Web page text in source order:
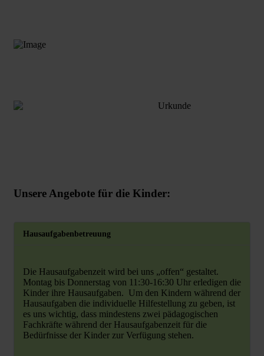
Unsere Angebote für die Kinder:
Hausaufgabenbetreuung
Die Hausaufgabenzeit wird bei uns „offen“ gestaltet.
Montag bis Donnerstag von 11:30-16:30 Uhr erledigen die
Kinder ihre Hausaufgaben. Um den Kindern während der
Hausaufgaben die individuelle Hilfestellung zu geben, ist
es uns wichtig, dass mindestens zwei pädagogischen
Fachkräfte während der Hausaufgabenzeit für die
Bedürfnisse der Kinder zur Verfügung stehen.